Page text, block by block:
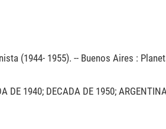
(1944- 1955). -- Buenos Aires :
DE 1940; DECADA DE 1950;